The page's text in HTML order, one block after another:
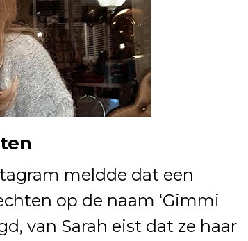
meldde dat een
op de naam ‘Gimmi
van Sarah eist dat ze haar